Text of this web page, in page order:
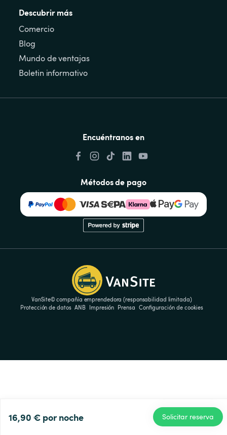
16,90 € por noche Solicitar reserva
Descubrir más
Comercio
Blog
Mundo de ventajas
Boletin informativo
Encuéntranos en
Métodos de pago
VanSite© compañía emprendedora (responsabilidad limitada)
Protección de datos ANB Impresión Prensa Configuración de cookies